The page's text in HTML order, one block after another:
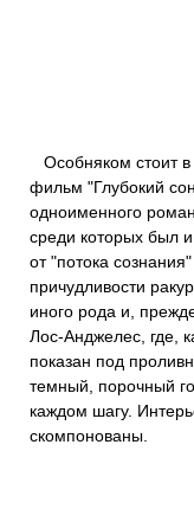
Особняком стоит в
фильм "Глубокий
одноименного
среди которых был
от "потока сознания"
причудливости
иного рода и,
Лос-Анджелес, где,
показан под
темный, порочный
каждом шагу.
скомпонованы.